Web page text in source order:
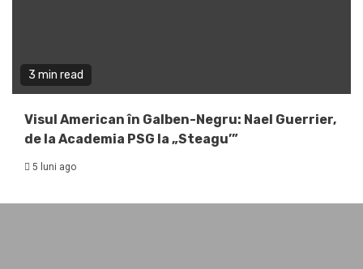
3 min read
Visul American în Galben-Negru: Nael Guerrier,
de la Academia PSG la „Steagu’”
5 luni ago